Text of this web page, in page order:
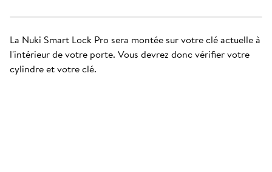
La Nuki Smart Lock Pro sera montée sur votre clé actuelle à
l'intérieur de votre porte. Vous devrez donc vérifier votre
cylindre et votre clé.